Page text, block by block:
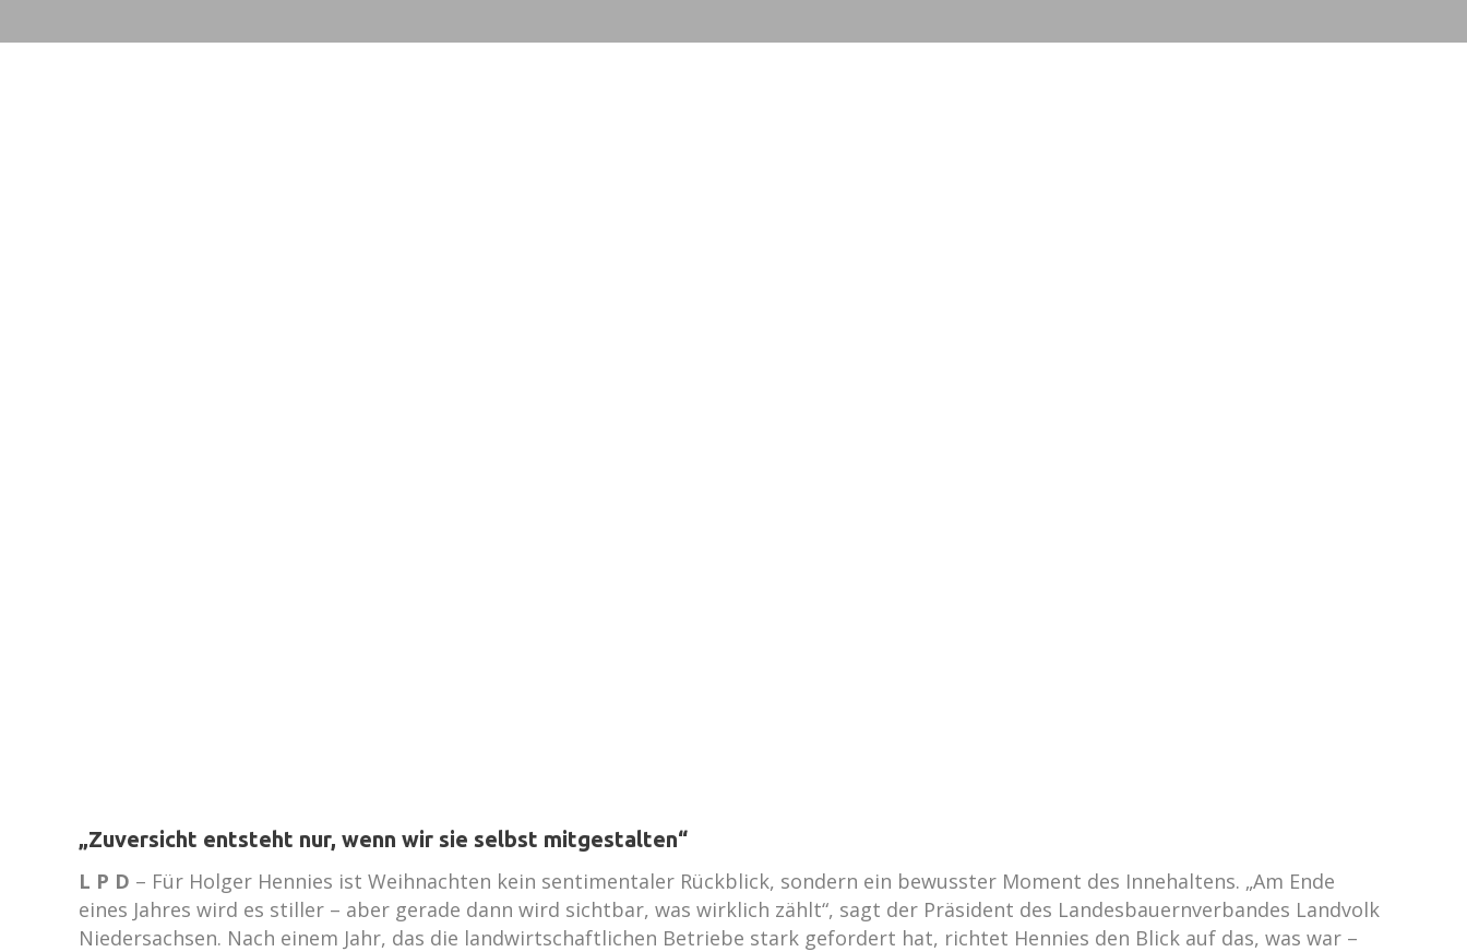
„Zuversicht entsteht nur, wenn wir sie selbst mitgestalten“
L P D – Für Holger Hennies ist Weihnachten kein sentimentaler Rückblick, sondern ein bewusster Moment des Innehaltens. „Am Ende
eines Jahres wird es stiller – aber gerade dann wird sichtbar, was wirklich zählt“, sagt der Präsident des Landesbauernverbandes Landvolk
Niedersachsen. Nach einem Jahr, das die landwirtschaftlichen Betriebe stark gefordert hat, richtet Hennies den Blick auf das, was war –